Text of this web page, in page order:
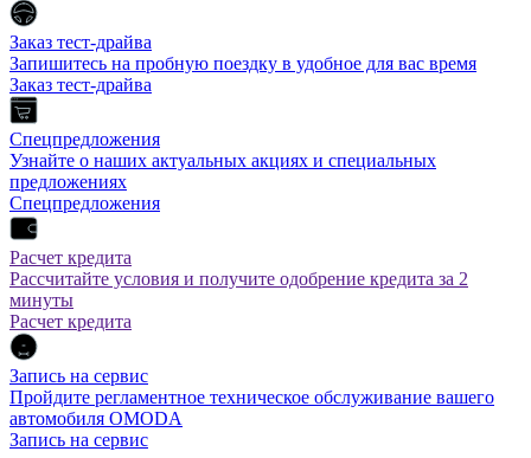
Заказ тест-драйва
Запишитесь на пробную поездку в удобное для вас время
Заказ тест-драйва
Спецпредложения
Узнайте о наших актуальных акциях и специальных
предложениях
Спецпредложения
Расчет кредита
Рассчитайте условия и получите одобрение кредита за 2
минуты
Расчет кредита
Запись на сервис
Пройдите регламентное техническое обслуживание вашего
автомобиля OMODA
Запись на сервис